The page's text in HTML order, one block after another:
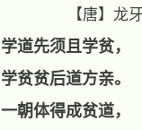
【唐】龙
学道先须且学贫，
学贫贫后道方亲。
一朝体得成贫道，